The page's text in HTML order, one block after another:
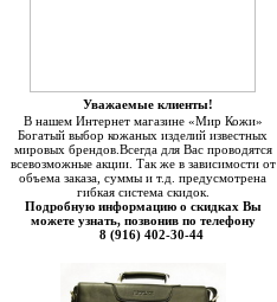
Уважаемые клиенты!
В нашем Интернет магазине «Мир Кожи»
Богатый выбор кожаных изделий известных
мировых брендов.Всегда для Вас проводятся
всевозможные акции. Так же в зависимости от
объема заказа, суммы и т.д. предусмотрена
гибкая система скидок.
Подробную информацию о скидках Вы
можете узнать, позвонив по телефону
8 (916) 402-30-44